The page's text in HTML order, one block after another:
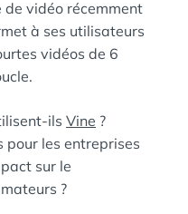
de vidéo récemment
à ses utilisateurs
vidéos de 6
ils Vine ?
pour les entreprises
sur le
?